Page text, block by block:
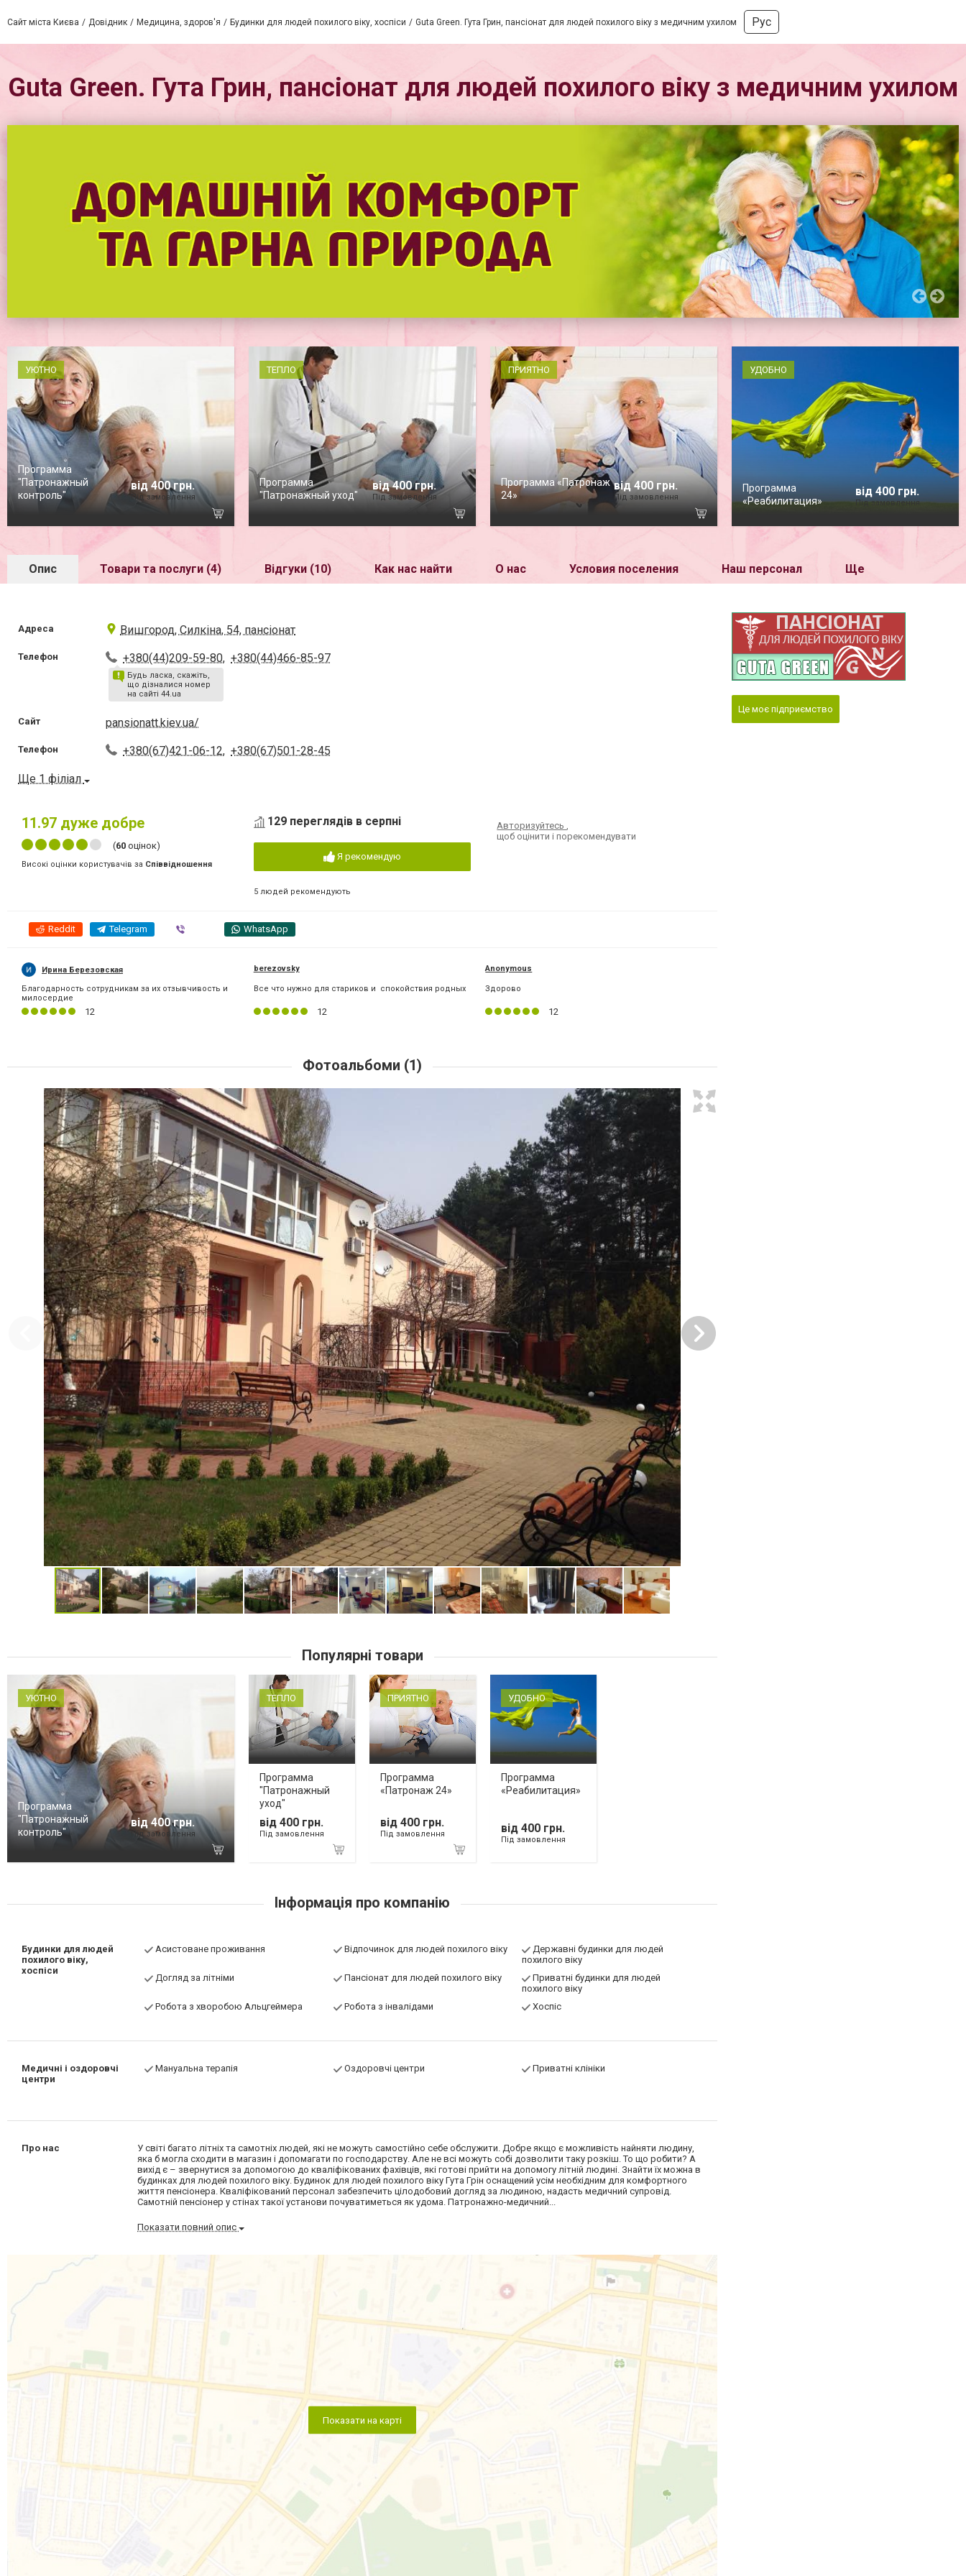
Сайт міста Києва Довідник Медицина, здоров'я Будинки для людей похилого віку, хоспіси Guta Green. Гута Грин, пансіонат для людей похилого віку з медичним ухилом Рус
Guta Green. Гута Грин, пансіонат для людей похилого віку з медичним ухилом
УЮТНО
Программа
"Патронажный
контроль"
від 400 грн.
Під замовлення
ТЕПЛО
Программа
"Патронажный уход"
від 400 грн.
Під замовлення
ПРИЯТНО
Программа «Патронаж
24»
від 400 грн.
Під замовлення
УДОБНО
Программа
«Реабилитация»
від 400 грн.
Під замовлення
Опис Товари та послуги (4) Відгуки (10) Как нас найти О нас Условия поселения Наш персонал Ще
Адреса Вишгород, Силкіна, 54, пансіонат
Телефон +380(44)209-59-80, +380(44)466-85-97
Будь ласка, скажіть,
що дізналися номер
на сайті 44.ua
Сайт pansionatt.kiev.ua/
Телефон +380(67)421-06-12, +380(67)501-28-45
Ще 1 філіал
11.97 дуже добре
(60 оцінок)
Високі оцінки користувачів за Співвідношення
129 переглядів в серпні
Я рекомендую
5 людей рекомендують
Авторизуйтесь
щоб оцінити і порекомендувати
Reddit Telegram WhatsApp
Ирина Березовская
Благодарность сотрудникам за их отзывчивость и
милосердие
12
berezovsky
Все что нужно для стариков и спокойствия родных
12
Anonymous
Здорово
12
Фотоальбоми (1)
Популярні товари
УЮТНО
Программа
"Патронажный
контроль"
від 400 грн.
Під замовлення
ТЕПЛО
Программа
"Патронажный
уход"
від 400 грн.
Під замовлення
ПРИЯТНО
Программа
«Патронаж 24»
від 400 грн.
Під замовлення
УДОБНО
Программа
«Реабилитация»
від 400 грн.
Під замовлення
Інформація про компанію
Будинки для людей
похилого віку,
хоспіси
Асистоване проживання Відпочинок для людей похилого віку
Державні будинки для людей
похилого віку
Догляд за літніми
Пансіонат для людей похилого віку
Приватні будинки для людей
похилого віку
Робота з хворобою Альцгеймера
Робота з інвалідами Хоспіс
Медичні і оздоровчі
центри
Мануальна терапія Оздоровчі центри Приватні клініки
Про нас
У світі багато літніх та самотніх людей, які не можуть самостійно себе обслужити. Добре якщо є можливість найняти людину,
яка б могла сходити в магазин і допомагати по господарству. Але не всі можуть собі дозволити таку розкіш. То що робити? А
вихід є – звернутися за допомогою до кваліфікованих фахівців, які готові прийти на допомогу літній людині. Знайти їх можна в
будинках для людей похилого віку. Будинок для людей похилого віку Гута Грін оснащений усім необхідним для комфортного
життя пенсіонера. Кваліфікований персонал забезпечить цілодобовий догляд за людиною, надасть медичний супровід.
Самотній пенсіонер у стінах такої установи почуватиметься як удома. Патронажно-медичний...
Показати повний опис
Показати на карті
Це моє підприємство